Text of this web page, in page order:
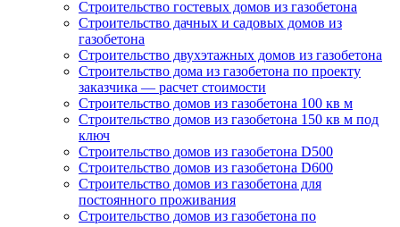
Строительство гостевых домов из газобетона
Строительство дачных и садовых домов из
газобетона
Строительство двухэтажных домов из газобетона
Строительство дома из газобетона по проекту
заказчика — расчет стоимости
Строительство домов из газобетона 100 кв м
Строительство домов из газобетона 150 кв м под
ключ
Строительство домов из газобетона D500
Строительство домов из газобетона D600
Строительство домов из газобетона для
постоянного проживания
Строительство домов из газобетона по